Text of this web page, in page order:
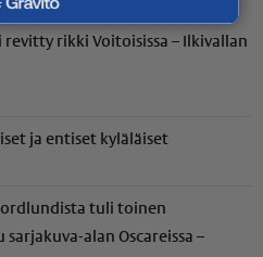
rikki Voitoisissa – Ilkivallan
ja entiset kyläläiset
tuli toinen
alan Oscareissa –